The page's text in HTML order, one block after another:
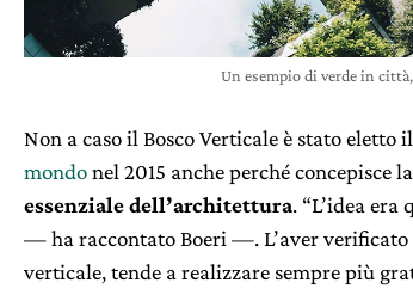
Un esempio di verde in
Non a caso il Bosco Verticale è stato eletto il
mondonel 2015 anche perché concepisce la
essenziale dell’architettura. “L’idea
— ha raccontato Boeri —. L’aver
verticale, tende a realizzare sempre più